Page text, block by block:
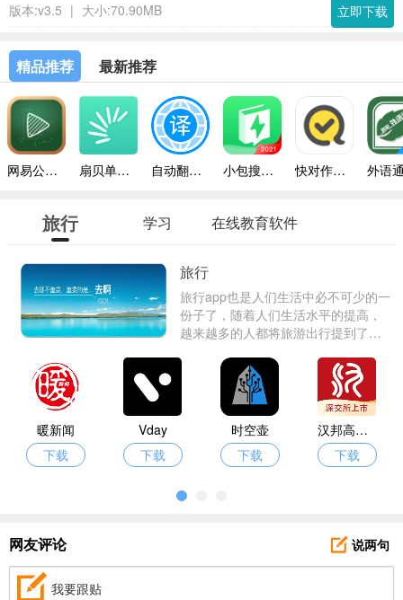
版本:v3.5 | 大小:70.90MB 立即下载
精品推荐 最新推荐
网易公开课手机版 扇贝单词免费版 自动翻译器手机版 小包搜题2024安卓版 快对作业带答案
旅行 学习 在线教育软件
旅行
旅行app也是人们生活中必不可少的一
份子了，随着人们生活水平的提高，
越来越多的人都将旅游出行提到了休
需要很多旅行服务类软件，来帮助我
们满足出行在外的衣食住行吃喝玩乐
等等，有需要的朋友们赶快进来挑选
暖新闻
下载
Vday
下载
时空壶
下载
汉邦高科监控
下载
网友评论 说两句
我要跟贴